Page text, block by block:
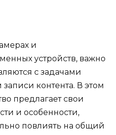
и
устройств, важно
с задачами
контента. В этом
предлагает свои
и особенности,
повлиять на общий